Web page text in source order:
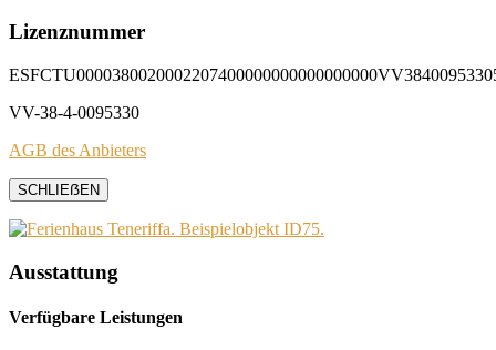
Lizenznummer
VV-38-4-0095330
AGB des Anbieters
SCHLIEẞEN
Ausstattung
Verfügbare Leistungen